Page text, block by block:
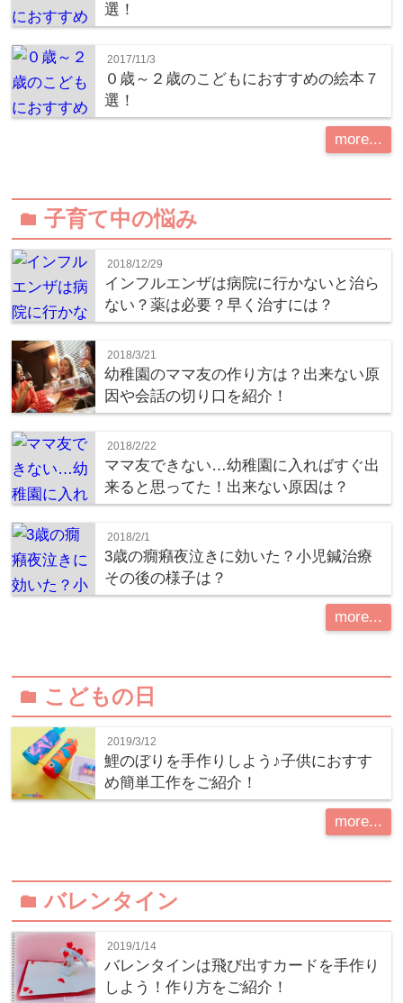
選！
2017/11/3
０歳～２歳のこどもにおすすめの絵本７
選！
more...
folder子育て中の悩み
2018/12/29
インフルエンザは病院に行かないと治ら
ない？薬は必要？早く治すには？
2018/3/21
幼稚園のママ友の作り方は？出来ない原
因や会話の切り口を紹介！
2018/2/22
ママ友できない…幼稚園に入ればすぐ出
来ると思ってた！出来ない原因は？
2018/2/1
3歳の癇癪夜泣きに効いた？小児鍼治療
その後の様子は？
more...
folder こどもの日
2019/3/12
鯉のぼりを手作りしよう♪子供におすす
め簡単工作をご紹介！
more...
folderバレンタイン
2019/1/14
バレンタインは飛び出すカードを手作り
しよう！作り方をご紹介！